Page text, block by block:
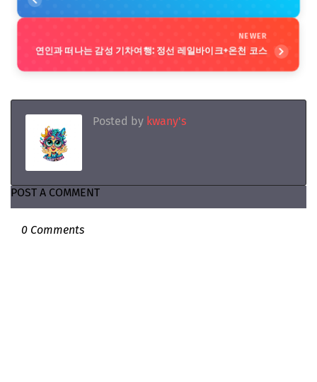
NEWER
연인과 떠나는 감성 기차여행: 정선 레일바이크+온천 코스
Posted by kwany's
POST A COMMENT
0 Comments